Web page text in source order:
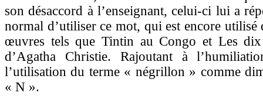
son désaccord à l’enseignant, celui-ci lui a
normal d’utiliser ce mot, qui est encore utilisé
œuvres tels que Tintin au Congo et Les
d’Agatha Christie. Rajoutant à
l’utilisation du terme « négrillon » comme
« N ».